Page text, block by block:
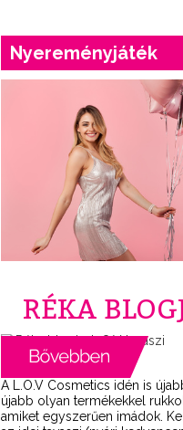
Nyereményjáték
RÉKA
A L.O.V Cosmetics idén is
újabb olyan termékekkel
amiket egyszerűen imádok.